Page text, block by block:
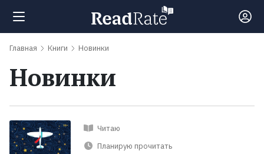
Поиск
Рейтинги
Главная Книги Новинки
Новинки
Читаю
Планирую прочитать